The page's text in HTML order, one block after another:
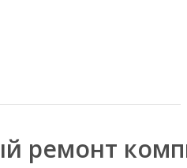
ремонт